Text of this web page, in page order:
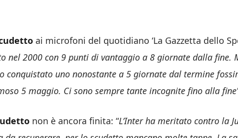
ai microfoni del quotidiano ‘La Gazzetta dello
nel 2000 con 9 punti di vantaggio a 8 giornate dalla fine.
conquistato uno nonostante a 5 giornate dal termine
5 maggio. Ci sono sempre tante incognite fino alla
non è ancora finita: “L’Inter ha meritato contro la